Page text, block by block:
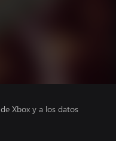
Xbox y a los datos